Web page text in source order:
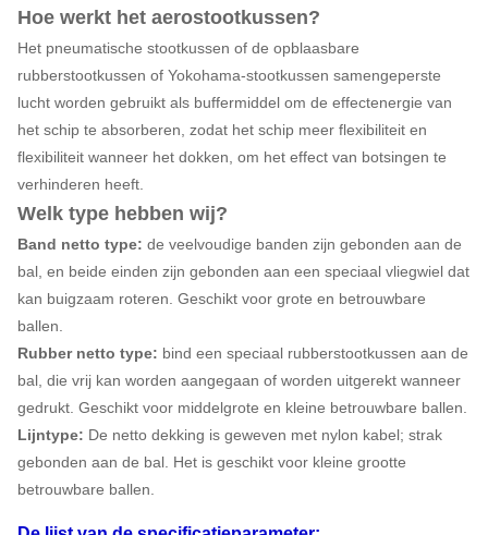
Hoe werkt het aerostootkussen?
Het pneumatische stootkussen of de opblaasbare
rubberstootkussen of Yokohama-stootkussen samengeperste
lucht worden gebruikt als buffermiddel om de effectenergie van
het schip te absorberen, zodat het schip meer flexibiliteit en
flexibiliteit wanneer het dokken, om het effect van botsingen te
verhinderen heeft.
Welk type hebben wij?
Band netto type: de veelvoudige banden zijn gebonden aan de
bal, en beide einden zijn gebonden aan een speciaal vliegwiel dat
kan buigzaam roteren. Geschikt voor grote en betrouwbare
ballen.
Rubber netto type: bind een speciaal rubberstootkussen aan de
bal, die vrij kan worden aangegaan of worden uitgerekt wanneer
gedrukt. Geschikt voor middelgrote en kleine betrouwbare ballen.
Lijntype: De netto dekking is geweven met nylon kabel; strak
gebonden aan de bal. Het is geschikt voor kleine grootte
betrouwbare ballen.